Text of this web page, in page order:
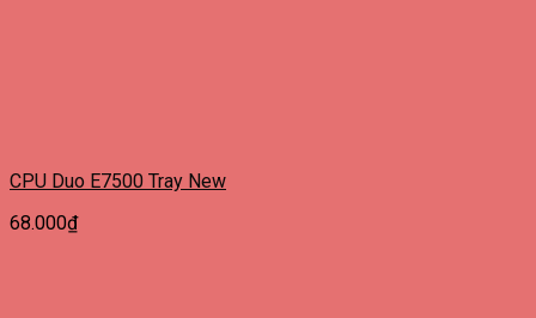
CPU Duo E7500 Tray New
68.000₫